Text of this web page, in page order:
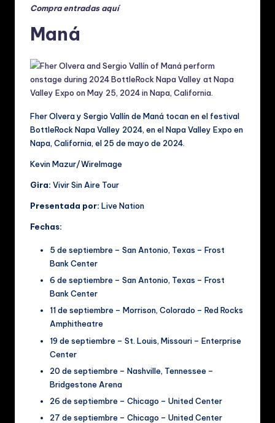
Compra entradas aquí
Maná
Fher Olvera y Sergio Vallín de Maná tocan en el festival
BottleRock Napa Valley 2024, en el Napa Valley Expo en
Napa, California, el 25 de mayo de 2024.
Kevin Mazur/WireImage
Gira: Vivir Sin Aire Tour
Presentada por: Live Nation
Fechas:
5 de septiembre – San Antonio, Texas – Frost
Bank Center
6 de septiembre – San Antonio, Texas – Frost
Bank Center
11 de septiembre – Morrison, Colorado – Red Rocks
Amphitheatre
19 de septiembre – St. Louis, Missouri – Enterprise
Center
20 de septiembre – Nashville, Tennessee –
Bridgestone Arena
26 de septiembre – Chicago – United Center
27 de septiembre – Chicago – United Center